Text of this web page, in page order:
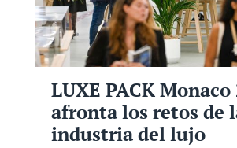
LUXE PACK Monaco
afronta los retos de
industria del lujo